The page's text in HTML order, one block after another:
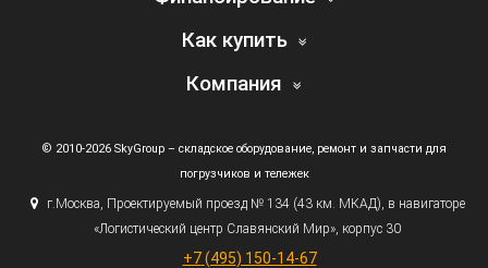
Как купить
Компания
© 2010-2026 SkyGroup – складское оборудование, ремонт и запчасти для
погрузчиков и тележек
г. Москва, Проектируемый проезд № 134 (43км. МКАД), в навигаторе
«Логистический центр Славянский Мир», корпус 30
+7 (495) 150-14-67